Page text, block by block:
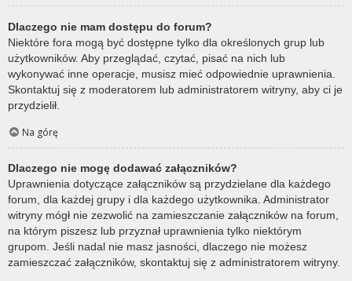
Dlaczego nie mam dostępu do forum?
Niektóre fora mogą być dostępne tylko dla określonych grup lub
użytkowników. Aby przeglądać, czytać, pisać na nich lub
wykonywać inne operacje, musisz mieć odpowiednie uprawnienia.
Skontaktuj się z moderatorem lub administratorem witryny, aby ci je
przydzielił.
Na górę
Dlaczego nie mogę dodawać załączników?
Uprawnienia dotyczące załączników są przydzielane dla każdego
forum, dla każdej grupy i dla każdego użytkownika. Administrator
witryny mógł nie zezwolić na zamieszczanie załączników na forum,
na którym piszesz lub przyznał uprawnienia tylko niektórym
grupom. Jeśli nadal nie masz jasności, dlaczego nie możesz
zamieszczać załączników, skontaktuj się z administratorem witryny.